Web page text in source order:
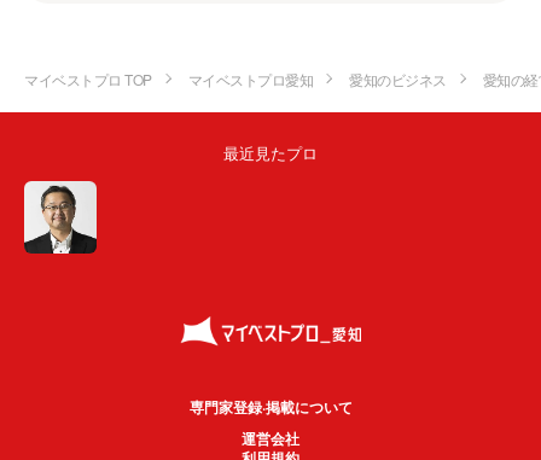
マイベストプロ TOP マイベストプロ愛知 愛知のビジネス 愛知の
最近見たプロ
専門家登録·掲載について
運営会社